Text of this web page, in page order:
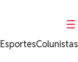
☰
EsportesColunistas